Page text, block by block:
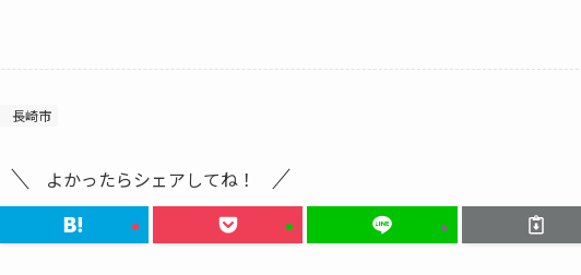
長崎市
よかったらシェアしてね！